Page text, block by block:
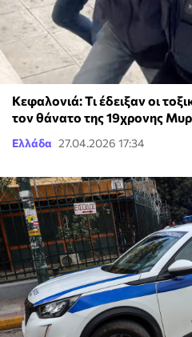
Κεφαλονιά: Tι έδειξαν οι
τον θάνατο της 19χρονης
Ελλάδα 27.04.2026 17:34